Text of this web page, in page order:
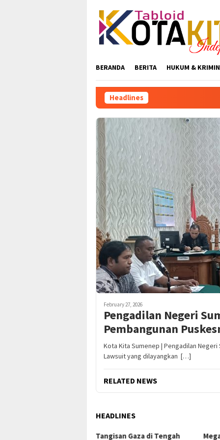
content
BERANDA BERITA HUKUM &
Headlines
February 27, 2026
Pengadilan Negeri
Pembangunan
Kota Kita Sumenep | Pengadilan
Lawsuit yang dilayangkan […]
RELATED NEWS
HEADLINES
Mega Proyek Klender:
Dari